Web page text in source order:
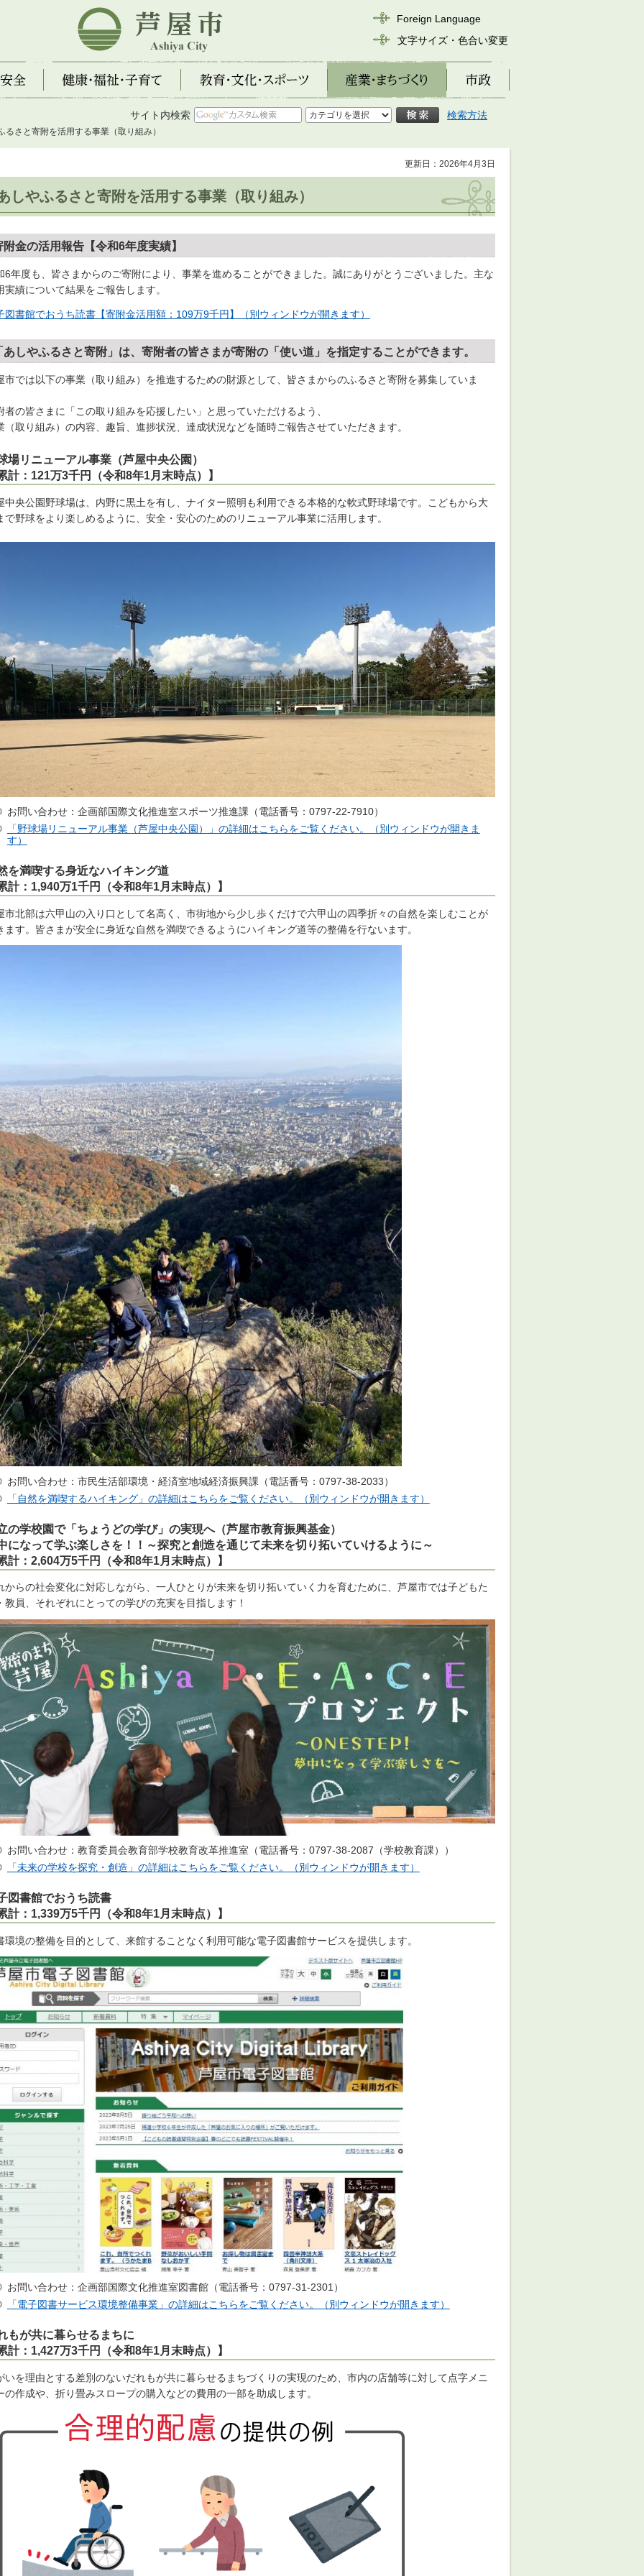
芦屋市
Foreign Language
文字サイズ・色合い変更
健康・福祉・子育て 教育・文化・スポーツ 産業・まちづくり 市政
サイト内検索 検索方法
るさと寄附を活用する事業（取り組み）
更新日：2026年4月3日
しやふるさと寄附を活用する事業（取り組み）
附金の活用報告【令和6年度実績】
6年度も、皆さまからのご寄附により、事業を進めることができました。誠にありがとうございました。主な
実績について結果をご報告します。
図書館でおうち読書【寄附金活用額：109万9千円】（別ウィンドウが開きます）
あしやふるさと寄附」は、寄附者の皆さまが寄附の「使い道」を指定することができます。
市では以下の事業（取り組み）を推進するための財源として、皆さまからのふるさと寄附を募集していま
者の皆さまに「この取り組みを応援したい」と思っていただけるよう、
（取り組み）の内容、趣旨、進捗状況、達成状況などを随時ご報告させていただきます。
場リニューアル事業（芦屋中央公園）
計：121万3千円（令和8年1月末時点）】
中央公園野球場は、内野に黒土を有し、ナイター照明も利用できる本格的な軟式野球場です。こどもから大
で野球をより楽しめるように、安全・安心のためのリニューアル事業に活用します。
お問い合わせ：企画部国際文化推進室スポーツ推進課（電話番号：0797-22-7910）
「野球場リニューアル事業（芦屋中央公園）」の詳細はこちらをご覧ください。（別ウィンドウが開きま
す）
を満喫する身近なハイキング道
計：1,940万1千円（令和8年1月末時点）】
市北部は六甲山の入り口として名高く、市街地から少し歩くだけで六甲山の四季折々の自然を楽しむことが
ます。皆さまが安全に身近な自然を満喫できるようにハイキング道等の整備を行ないます。
お問い合わせ：市民生活部環境・経済室地域経済振興課（電話番号：0797-38-2033）
「自然を満喫するハイキング」の詳細はこちらをご覧ください。（別ウィンドウが開きます）
の学校園で「ちょうどの学び」の実現へ（芦屋市教育振興基金）
になって学ぶ楽しさを！！～探究と創造を通じて未来を切り拓いていけるように～
計：2,604万5千円（令和8年1月末時点）】
からの社会変化に対応しながら、一人ひとりが未来を切り拓いていく力を育むために、芦屋市では子どもた
教員、それぞれにとっての学びの充実を目指します！
お問い合わせ：教育委員会教育部学校教育改革推進室（電話番号：0797-38-2087（学校教育課））
「未来の学校を探究・創造」の詳細はこちらをご覧ください。（別ウィンドウが開きます）
図書館でおうち読書
計：1,339万5千円（令和8年1月末時点）】
環境の整備を目的として、来館することなく利用可能な電子図書館サービスを提供します。
お問い合わせ：企画部国際文化推進室図書館（電話番号：0797-31-2301）
「電子図書サービス環境整備事業」の詳細はこちらをご覧ください。（別ウィンドウが開きます）
もが共に暮らせるまちに
計：1,427万3千円（令和8年1月末時点）】
いを理由とする差別のないだれもが共に暮らせるまちづくりの実現のため、市内の店舗等に対して点字メニ
の作成や、折り畳みスロープの購入などの費用の一部を助成します。